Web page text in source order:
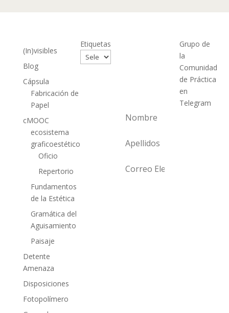
(In)visibles
Blog
Cápsula
Fabricación de
Papel
cMOOC
ecosistema
graficoestético
Oficio
Repertorio
Fundamentos
de la Estética
Gramática del
Aguisamiento
Paisaje
Detente
Amenaza
Disposiciones
Fotopolímero
Etiquetas
Grupo de
la
Comunidad
de Práctica
en
Telegram